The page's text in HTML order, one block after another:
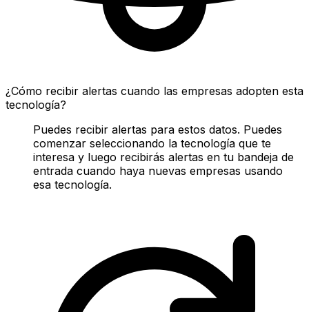
¿Cómo recibir alertas cuando las empresas adopten esta
tecnología?
Puedes recibir alertas para estos datos. Puedes
comenzar seleccionando la tecnología que te
interesa y luego recibirás alertas en tu bandeja de
entrada cuando haya nuevas empresas usando
esa tecnología.